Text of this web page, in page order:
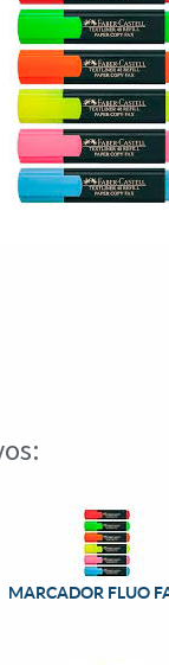
MARCADOR FLUO